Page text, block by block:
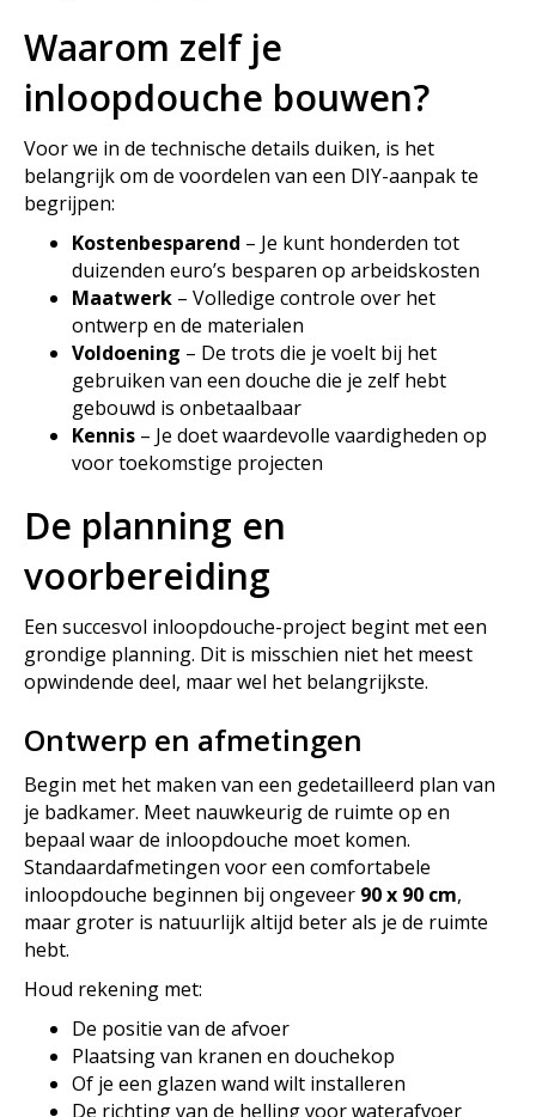
Waarom zelf je
inloopdouche bouwen?
Voor we in de technische details duiken, is het
belangrijk om de voordelen van een DIY-aanpak te
begrijpen:
Kostenbesparend – Je kunt honderden tot
duizenden euro’s besparen op arbeidskosten
Maatwerk – Volledige controle over het
ontwerp en de materialen
Voldoening – De trots die je voelt bij het
gebruiken van een douche die je zelf hebt
gebouwd is onbetaalbaar
Kennis – Je doet waardevolle vaardigheden op
voor toekomstige projecten
De planning en
voorbereiding
Een succesvol inloopdouche-project begint met een
grondige planning. Dit is misschien niet het meest
opwindende deel, maar wel het belangrijkste.
Ontwerp en afmetingen
Begin met het maken van een gedetailleerd plan van
je badkamer. Meet nauwkeurig de ruimte op en
bepaal waar de inloopdouche moet komen.
Standaardafmetingen voor een comfortabele
inloopdouche beginnen bij ongeveer 90 x 90 cm,
maar groter is natuurlijk altijd beter als je de ruimte
hebt.
Houd rekening met:
De positie van de afvoer
Plaatsing van kranen en douchekop
Of je een glazen wand wilt installeren
De richting van de helling voor waterafvoer